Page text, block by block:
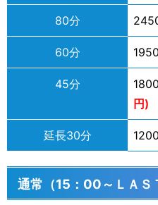
80分
60分
45分
円)
延長30分
通常（15：00～ＬＡＳ